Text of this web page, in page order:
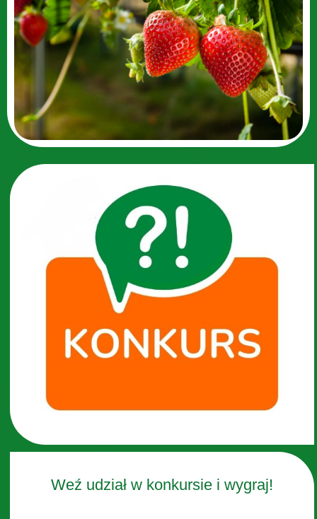
Weź udział w konkursie i wygraj!